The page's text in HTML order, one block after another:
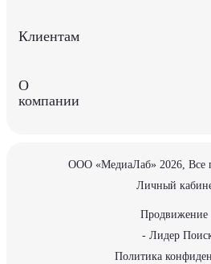
Клиентам
О
компании
ООО «МедиаЛаб» 2026, Все
Личный
Продвижение
- Лидер
Политика